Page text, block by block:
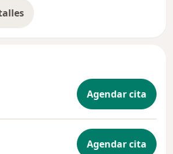
experiencia
Agendar cita
Agendar cita